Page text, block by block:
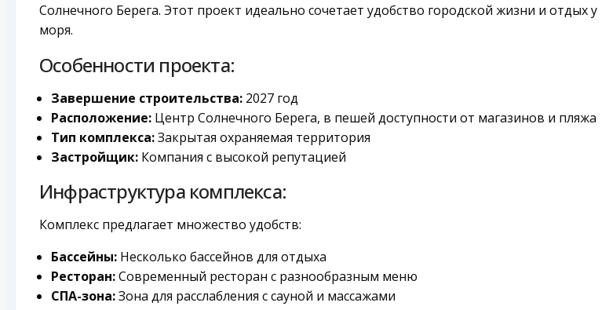
Солнечного Берега. Этот проект идеально сочетает удобство городской жизни и отдых у
моря.
Особенности проекта:
Завершение строительства: 2027 год
Расположение: Центр Солнечного Берега, в пешей доступности от магазинов и пляжа
Тип комплекса:Закрытая охраняемая территория
Застройщик: Компания с высокой репутацией
Инфраструктура комплекса:
Комплекс предлагает множество удобств:
Бассейны: Несколько бассейнов для отдыха
Ресторан:Современный ресторан с разнообразным меню
СПА-зона:Зона для расслабления с сауной и массажами